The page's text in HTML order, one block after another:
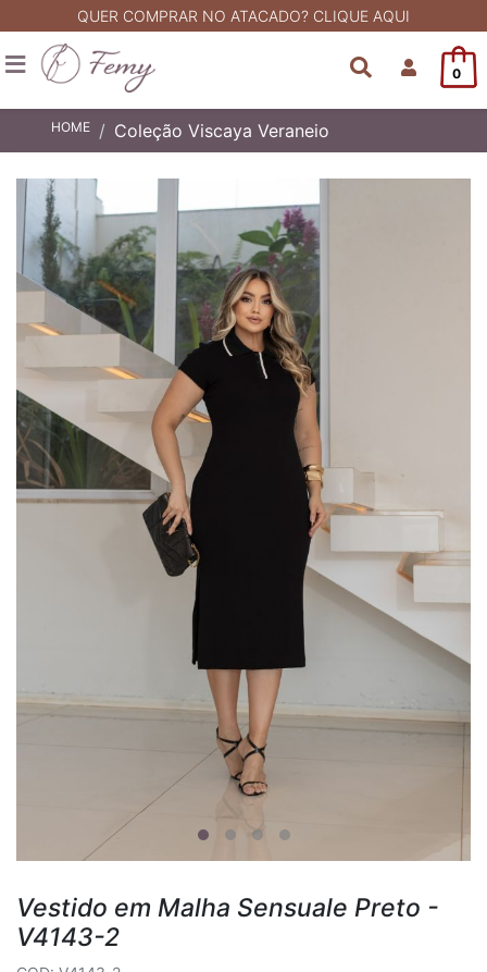
QUER COMPRAR NO ATACADO? CLIQUE AQUI
0
HOME Coleção Viscaya Veraneio
Vestido em Malha Sensuale Preto -
V4143-2